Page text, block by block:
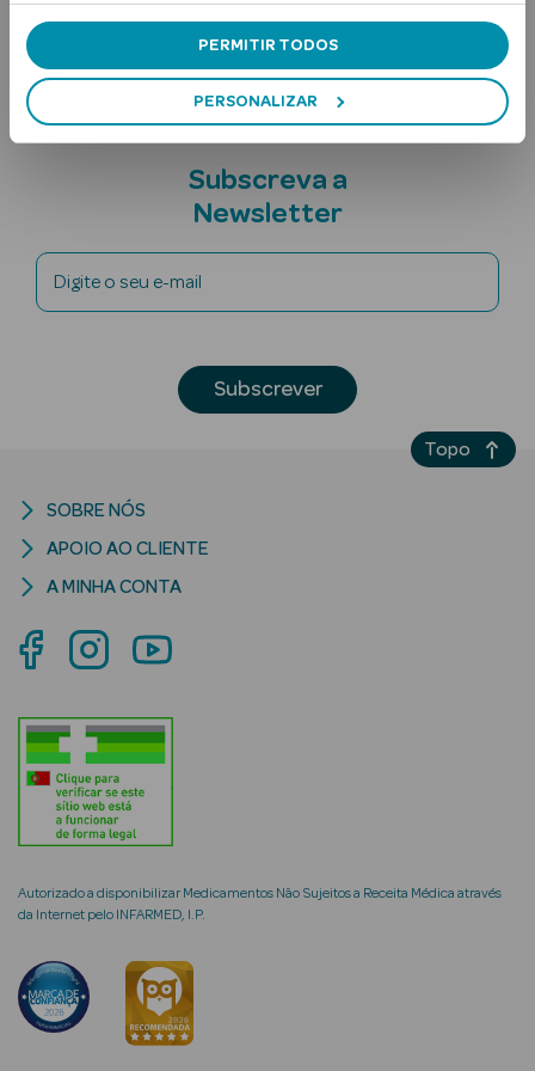
PERMITIR TODOS
PERSONALIZAR
Solares
Corpo
Criança
Rosto e
Ver Tudo
Cosmética
Rosto
Séruns Faciais
Creme de Olhos
Anti-
envelhecimento
Nota adicional
Subscreva a
Newsletter
Digite o seu e-mail
Subscrever
Autorizado a disponibilizar Medicamentos Não Sujeitos a Receita Médica através
da Internet pelo INFARMED, I.P.
SOBRE NÓS
APOIO AO CLIENTE
A MINHA CONTA
Topo